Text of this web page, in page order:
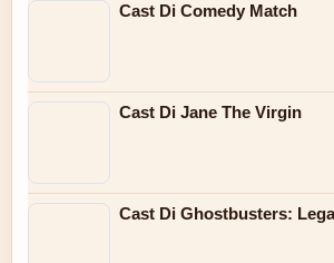
Cast Di Comedy Match
Cast Di Jane The Virgin
Cast Di Ghostbusters: